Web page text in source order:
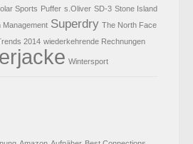
Sports Puffer s.Oliver SD-3 Stone Island
Management Superdry The North Face
2014 wiederkehrende Rechnungen
Wintersport